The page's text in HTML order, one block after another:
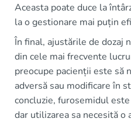
Aceasta poate duce la
la o gestionare mai puțin
În final, ajustările de dozaj
din cele mai frecvente
preocupe pacienții este să
adversă sau modificare în
concluzie, furosemidul
dar utilizarea sa necesită